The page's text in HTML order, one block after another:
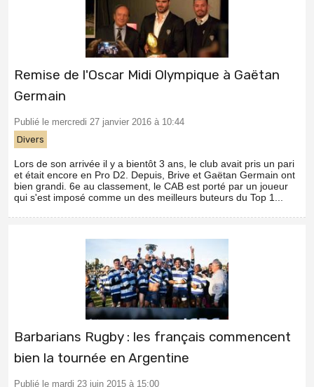
Remise de l'Oscar Midi Olympique à Gaëtan
Germain
Publié le mercredi 27 janvier 2016 à 10:44
Divers
Lors de son arrivée il y a bientôt 3 ans, le club avait pris un pari
et était encore en Pro D2. Depuis, Brive et Gaëtan Germain ont
bien grandi. 6e au classement, le CAB est porté par un joueur
qui s'est imposé comme un des meilleurs buteurs du Top 1...
Barbarians Rugby : les français commencent
bien la tournée en Argentine
Publié le mardi 23 juin 2015 à 15:00